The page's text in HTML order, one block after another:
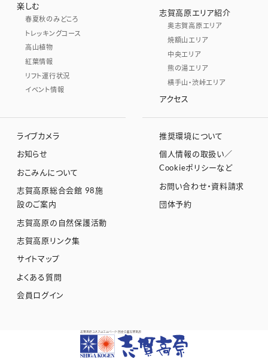
楽しむ
春夏秋のみどころ
トレッキングコース
高山植物
紅葉情報
リフト運行状況
イベント情報
志賀高原エリア紹介
奥志賀高原エリア
焼額山エリア
中央エリア
熊の湯エリア
横手山・渋峠エリア
アクセス
ライブカメラ
お知らせ
おこみんについて
志賀高原総合会館 98施
設のご案内
志賀高原の自然保護活動
志賀高原リンク集
サイトマップ
よくある質問
会員ログイン
推奨環境について
個人情報の取扱い／
Cookieポリシーなど
お問い合わせ・資料請求
団体予約